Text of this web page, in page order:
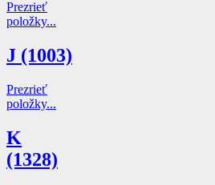
Prezrieť
položky...
J (1003)
Prezrieť
položky...
K
(1328)